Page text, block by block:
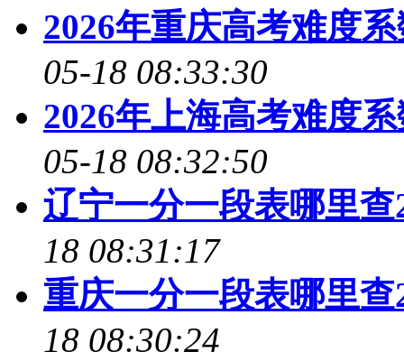
2026年重庆高考难度
05-18 08:33:30
2026年上海高考难度
05-18 08:32:50
辽宁一分一段表哪里
18 08:31:17
重庆一分一段表哪里
18 08:30:24